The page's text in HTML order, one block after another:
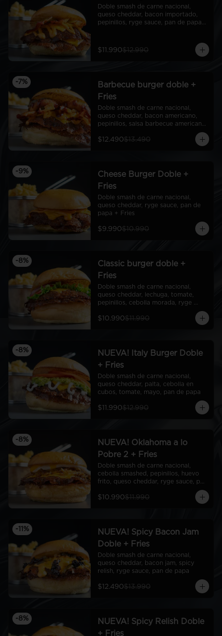
Doble smash de carne nacional,
queso cheddar, bacon importado,
pepinillos, ryge sauce, pan de papa +
$11.990$12.990
-7%
Barbecue burger doble +
Fries
Doble smash de carne nacional,
queso cheddar, bacon americano,
pepinillos, salsa barbecue americana,
sauce, pan de papa + Fries
$12.490$13.490
-9%
Cheese Burger Doble +
Fries
Doble smash de carne nacional,
queso cheddar, ryge sauce, pan de
papa + Fries
$9.990$10.990
-8%
Classic burger doble +
Fries
Doble smash de carne nacional,
queso cheddar, lechuga, tomate,
pepinillos, cebolla morada, ryge
$10.990$11.990
-8%
NUEVA! Italy Burger Doble
+ Fries
Doble smash de carne nacional,
queso cheddar, palta, cebolla en
cubos, tomate, mayo, pan de papa
$11.990$12.990
-8%
NUEVA! Oklahoma a lo
Pobre 2 + Fries
Doble smash de carne nacional,
cebolla smashed, pepinillos, huevo
frito, queso cheddar, ryge sauce, pan
$10.990$11.990
-11 %
NUEVA! Spicy Bacon Jam
Doble + Fries
Doble smash de carne nacional,
queso cheddar, bacon jam, spicy
relish, ryge sauce, pan de papa
$12.490$13.990
-8%
NUEVA! Spicy Relish Doble
+ Fries